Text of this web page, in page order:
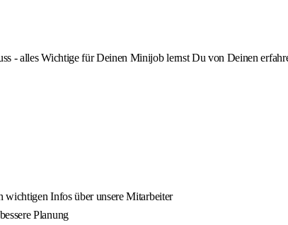
- alles Wichtige für Deinen Minijob lernst Du von Deinen
wichtigen Infos über unsere Mitarbeiter
Planung